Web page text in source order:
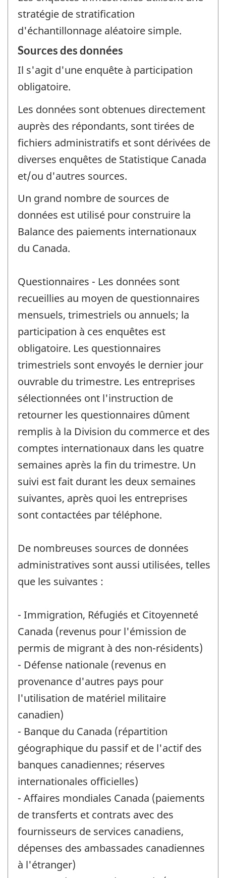
stratégie de stratification
d'échantillonnage aléatoire simple.
Sources des données
Il s'agit d'une enquête à participation
obligatoire.
Les données sont obtenues directement
auprès des répondants, sont tirées de
fichiers administratifs et sont dérivées de
diverses enquêtes de Statistique Canada
et/ou d'autres sources.
Un grand nombre de sources de
données est utilisé pour construire la
Balance des paiements internationaux
du Canada.
Questionnaires - Les données sont
recueillies au moyen de questionnaires
mensuels, trimestriels ou annuels; la
participation à ces enquêtes est
obligatoire. Les questionnaires
trimestriels sont envoyés le dernier jour
ouvrable du trimestre. Les entreprises
sélectionnées ont l'instruction de
retourner les questionnaires dûment
remplis à la Division du commerce et des
comptes internationaux dans les quatre
semaines après la fin du trimestre. Un
suivi est fait durant les deux semaines
suivantes, après quoi les entreprises
sont contactées par téléphone.
De nombreuses sources de données
administratives sont aussi utilisées, telles
que les suivantes :
- Immigration, Réfugiés et Citoyenneté
Canada (revenus pour l'émission de
permis de migrant à des non-résidents)
- Défense nationale (revenus en
provenance d'autres pays pour
l'utilisation de matériel militaire
canadien)
- Banque du Canada (répartition
géographique du passif et de l'actif des
banques canadiennes; réserves
internationales officielles)
- Affaires mondiales Canada (paiements
de transferts et contrats avec des
fournisseurs de services canadiens,
dépenses des ambassades canadiennes
à l'étranger)